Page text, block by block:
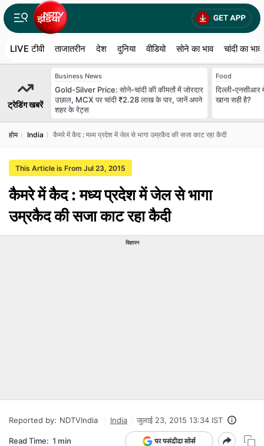
LIVE टीवी ताजातरीन देश दुनिया वीडियो सोने का भाव चांदी का भाव
ट्रेडिंग खबरें
Business News
Gold-Silver Price: सोने-चांदी की कीमतों में जोरदार
उछाल, MCX पर चांदी ₹2.28 लाख के पार, जानें अपने
शहर के रेट्स
Food
दिल्ली-एनसीआर
खाना सही है?
होम India कैमरे में कैद : मध्य प्रदेश में जेल से भागा उम्रकैद की सजा काट रहा कैदी
This Article is From Jul 23, 2015
कैमरे में कैद : मध्य प्रदेश में जेल से भागा
उम्रकैद की सजा काट रहा कैदी
विज्ञापन
Reported by: NDTVIndia India जुलाई 23, 2015 13:34 IST
Read Time: 1 min